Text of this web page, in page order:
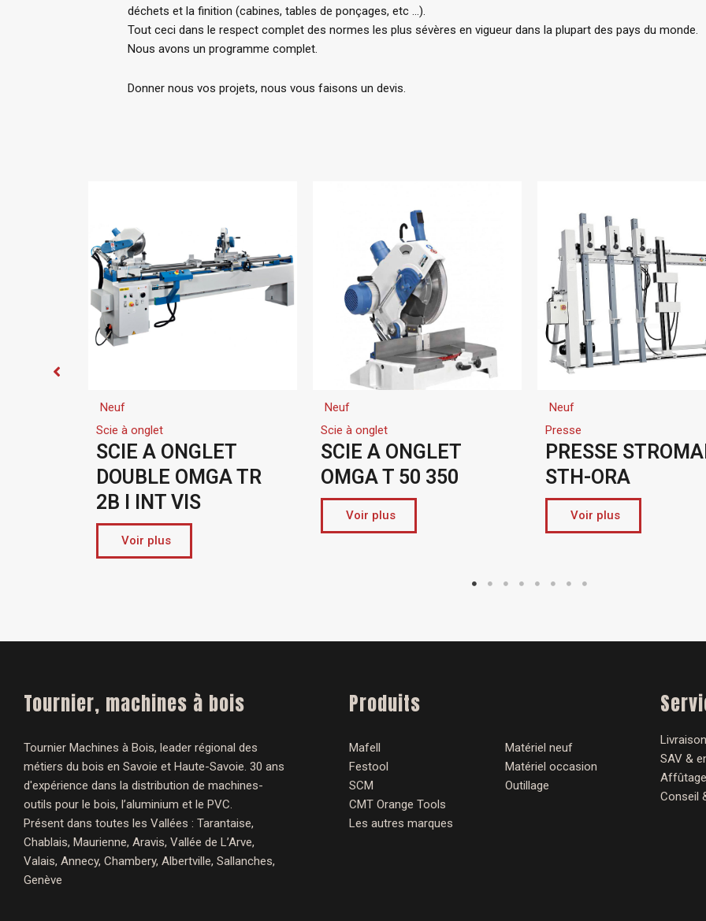
déchets et la finition (cabines, tables de ponçages, etc …).
Tout ceci dans le respect complet des normes les plus sévères en vigueur dans la plupart des pays du monde.
Nous avons un programme complet.
Donner nous vos projets, nous vous faisons un devis.
Neuf
Scie à onglet
SCIE A ONGLET
DOUBLE OMGA TR
2B I INT VIS
Voir plus
Neuf
Scie à onglet
SCIE A ONGLET
OMGA T 50 350
Voir plus
Neuf
Presse
PRESSE
STH-ORA
Voir plus
Tournier, machines à bois
Tournier Machines à Bois, leader régional des
métiers du bois en Savoie et Haute-Savoie. 30 ans
d'expérience dans la distribution de machines-
outils pour le bois, l’aluminium et le PVC.
Présent dans toutes les Vallées : Tarantaise,
Chablais, Maurienne, Aravis, Vallée de L’Arve,
Valais, Annecy, Chambery, Albertville, Sallanches,
Genève
Produits
Mafell
Festool
SCM
CMT Orange Tools
Les autres marques
Matériel neuf
Matériel occasion
Outillage
SAV &
Conseil